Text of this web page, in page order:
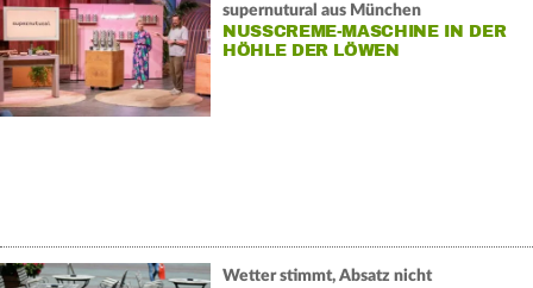
supernutural aus München
NUSSCREME-MASCHINE IN DER
HÖHLE DER LÖWEN
Wetter stimmt, Absatz nicht